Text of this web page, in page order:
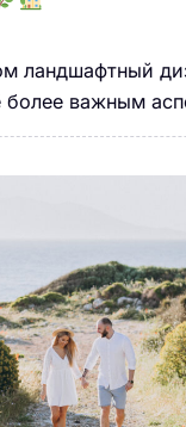
ландшафтный
более важным